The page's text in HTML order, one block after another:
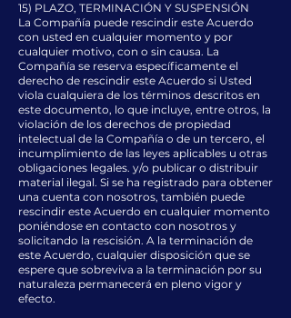
15) PLAZO, TERMINACIÓN Y SUSPENSIÓN
La Compañía puede rescindir este Acuerdo
con usted en cualquier momento y por
cualquier motivo, con o sin causa. La
Compañía se reserva específicamente el
derecho de rescindir este Acuerdo si Usted
viola cualquiera de los términos descritos en
este documento, lo que incluye, entre otros, la
violación de los derechos de propiedad
intelectual de la Compañía o de un tercero, el
incumplimiento de las leyes aplicables u otras
obligaciones legales. y/o publicar o distribuir
material ilegal. Si se ha registrado para obtener
una cuenta con nosotros, también puede
rescindir este Acuerdo en cualquier momento
poniéndose en contacto con nosotros y
solicitando la rescisión. A la terminación de
este Acuerdo, cualquier disposición que se
espere que sobreviva a la terminación por su
naturaleza permanecerá en pleno vigor y
efecto.